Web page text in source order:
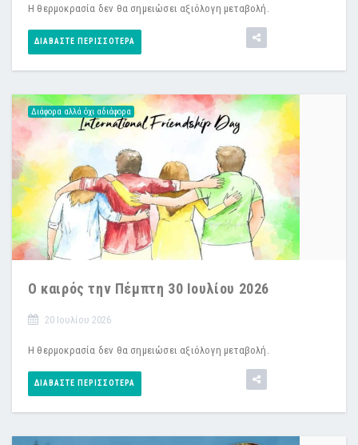
Η θερμοκρασία δεν θα σημειώσει αξιόλογη μεταβολή.
ΔΙΑΒΆΣΤΕ ΠΕΡΙΣΣΌΤΕΡΑ
Διάφορα αλλά όχι αδιάφορα
Ο καιρός την Πέμπτη 30 Ιουλίου 2026
20 Ιουλίου 2026
Η θερμοκρασία δεν θα σημειώσει αξιόλογη μεταβολή.
ΔΙΑΒΆΣΤΕ ΠΕΡΙΣΣΌΤΕΡΑ